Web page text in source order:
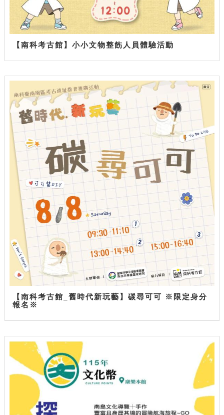
【南科考古館】小小文物整飭人員體驗活動
【南科考古館_舊時代新玩藝】碳尋可可 ※限定身分
報名※